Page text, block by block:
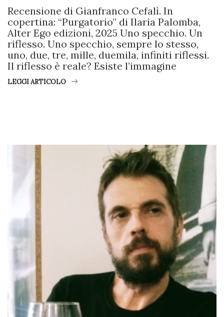
Recensione di Gianfranco Cefalì. In
copertina: “Purgatorio” di Ilaria Palomba,
Alter Ego edizioni, 2025 Uno specchio. Un
riflesso. Uno specchio, sempre lo stesso,
uno, due, tre, mille, duemila, infiniti riflessi.
Il riflesso è reale? Esiste l’immagine
LEGGI ARTICOLO